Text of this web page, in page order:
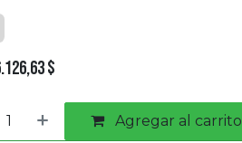
$
Agregar al carrito